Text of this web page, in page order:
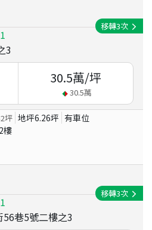
3
移轉3次
30.5萬/坪
30.5萬
坪 地坪6.26坪 有車位
樓
巷5號二樓之3
移轉3次